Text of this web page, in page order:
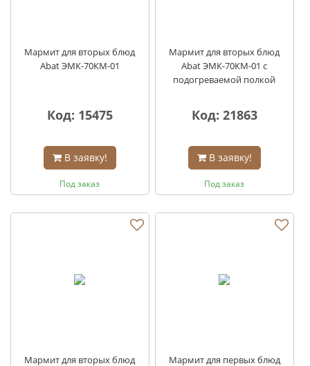
Мармит для вторых блюд
Abat ЭМК-70КМ-01
Код: 15475
В заявку!
Под заказ
Мармит для вторых блюд
Abat ЭМК-70КМ-01 с
подогреваемой полкой
Код: 21863
В заявку!
Под заказ
Мармит для вторых блюд
Мармит для первых блюд